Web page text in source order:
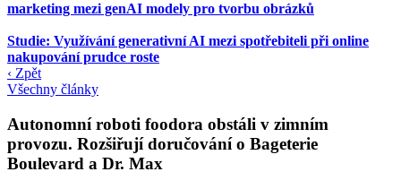
marketing mezi genAI modely pro tvorbu obrázků
Studie: Využívání generativní AI mezi spotřebiteli při online
nakupování prudce roste
‹ Zpět
Všechny články
Autonomní roboti foodora obstáli v zimním
provozu. Rozšiřují doručování o Bageterie
Boulevard a Dr. Max